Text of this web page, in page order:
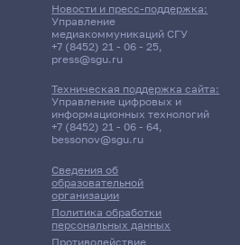
Сведения об
образовательной
организации
Политика обработки
персональных данных
Противодействие
Новости и пресс-поддержка:
Управление
медиакоммуникаций СГУ
+7 (8452) 21 - 06 - 25,
press@sgu.ru
Техническая поддержка сайта:
Управление цифровых и
информационных технологий
+7 (8452) 21 - 06 - 64,
bessonov@sgu.ru